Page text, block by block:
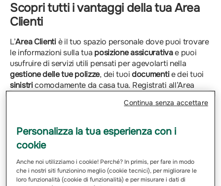
Scopri tutti i vantaggi della tua Area
Clienti
L’Area Clientiè il tuo spazio personale dove puoi trovare
le informazioni sulla tua posizione assicurativae puoi
usufruire di servizi utili pensati per agevolarti nella
gestione delle tue polizze, dei tuoidocumentie dei tuoi
sinistricomodamente da casa tua. Registrati all’Area
ottenere le credenziali di accesso. Ti basta avere con te
assicurazione.
Personalizza la tua esperienza con i
cookie
Anche noi utilizziamo i cookie! Perché? In primis, per fare in modo
che i nostri siti funzionino meglio (cookie tecnici), per migliorare le
loro funzionalità (cookie di funzionalità) e per misurare i dati di
Continua senza accettare